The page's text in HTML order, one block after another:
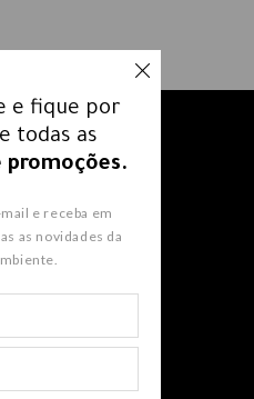
e-mails e fique
de todas as
e fique por
todas as
promoções.
e receba em
as novidades da